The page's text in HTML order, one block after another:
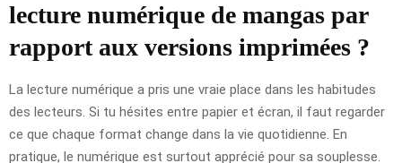
lecture numérique de mangas par
rapport aux versions imprimées ?
La lecture numérique a pris une vraie place dans les habitudes
des lecteurs. Si tu hésites entre papier et écran, il faut regarder
ce que chaque format change dans la vie quotidienne. En
pratique, le numérique est surtout apprécié pour sa souplesse.